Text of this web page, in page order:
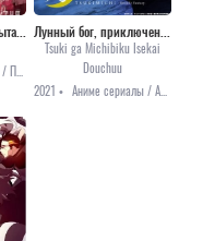
Tsuki ga Michibiku Isekai
Douchuu
2021 •